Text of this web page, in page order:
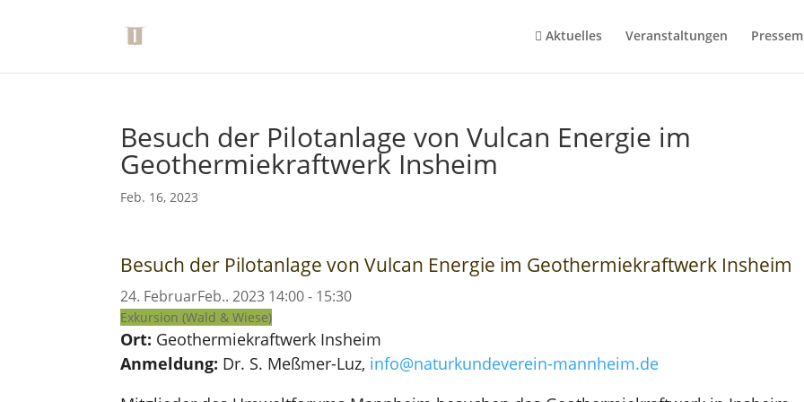
Aktuelles Veranstaltungen
Besuch der Pilotanlage von Vulcan Energie im
Geothermiekraftwerk Insheim
Feb. 16, 2023
Besuch der Pilotanlage von Vulcan Energie im Geothermiekraftwerk Insheim
24. FebruarFeb..2023 14:00- 15:30
Exkursion (Wald & Wiese)
Ort: Geothermiekraftwerk Insheim
Anmeldung: Dr. S. Meßmer-Luz, info@naturkundeverein-mannheim.de